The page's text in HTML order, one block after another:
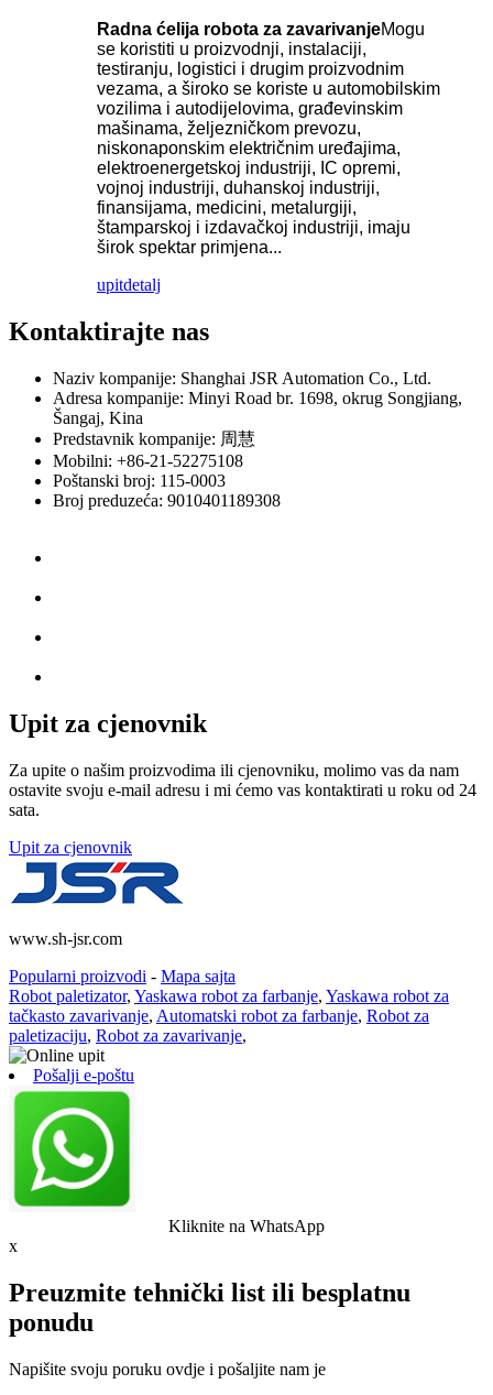
Radna ćelija robota za zavarivanjeMogu
se koristiti u proizvodnji, instalaciji,
testiranju, logistici i drugim proizvodnim
vezama, a široko se koriste u automobilskim
vozilima i autodijelovima, građevinskim
mašinama, željezničkom prevozu,
niskonaponskim električnim uređajima,
elektroenergetskoj industriji, IC opremi,
vojnoj industriji, duhanskoj industriji,
finansijama, medicini, metalurgiji,
štamparskoj i izdavačkoj industriji, imaju
širok spektar primjena...
upitdetalj
Kontaktirajte nas
Naziv kompanije: Shanghai JSR Automation Co., Ltd.
Adresa kompanije: Minyi Road br. 1698, okrug Songjiang,
Šangaj, Kina
Predstavnik kompanije: 周慧
Mobilni: +86-21-52275108
Poštanski broj: 115-0003
Broj preduzeća: 9010401189308
Upit za cjenovnik
Za upite o našim proizvodima ili cjenovniku, molimo vas da nam
ostavite svoju e-mail adresu i mi ćemo vas kontaktirati u roku od 24
sata.
Upit za cjenovnik
www.sh-jsr.com
Popularni proizvodi - Mapa sajta
Robot paletizator, Yaskawa robot za farbanje, Yaskawa robot za
tačkasto zavarivanje, Automatski robot za farbanje, Robot za
paletizaciju, Robot za zavarivanje,
Pošalji e-poštu
Kliknite na WhatsApp
x
Preuzmite tehnički list ili besplatnu
ponudu
Napišite svoju poruku ovdje i pošaljite nam je